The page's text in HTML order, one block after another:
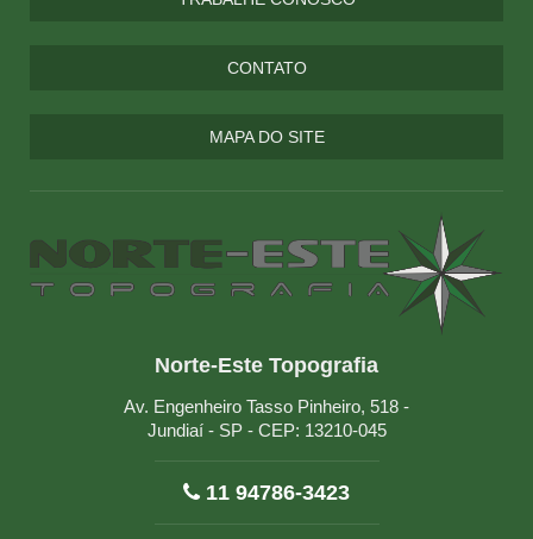
CONTATO
MAPA DO SITE
Norte-Este Topografia
Av. Engenheiro Tasso Pinheiro, 518 -
Jundiaí - SP - CEP: 13210-045
11 94786-3423